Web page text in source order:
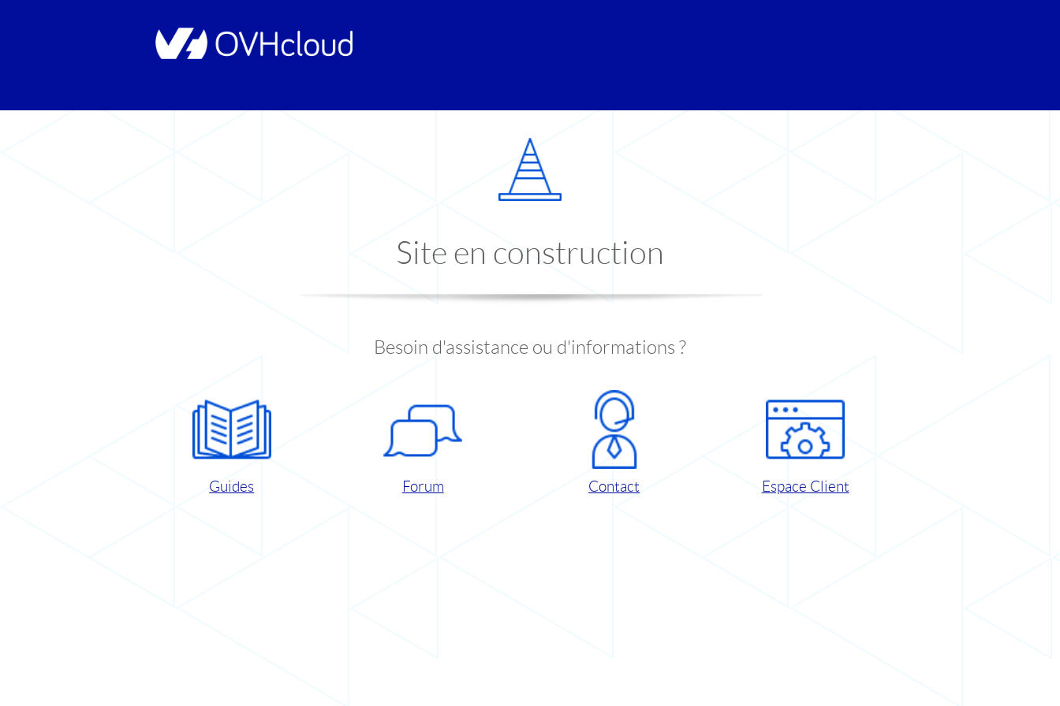
Site en construction
Besoin d'assistance ou d'informations ?
Guides Forum Contact Espace Client